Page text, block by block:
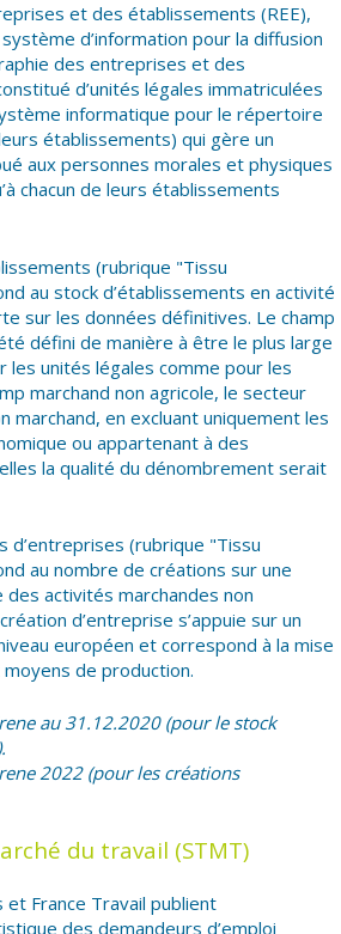
et des établissements (REE),
d’information pour la diffusion
des entreprises et des
d’unités légales immatriculées
informatique pour le répertoire
établissements) qui gère un
aux personnes morales et physiques
chacun de leurs établissements
(rubrique "Tissu
au stock d’établissements en activité
sur les données définitives. Le champ
défini de manière à être le plus large
les unités légales comme pour les
marchand non agricole, le secteur
marchand, en excluant uniquement les
ou appartenant à des
la qualité du dénombrement serait
d’entreprises (rubrique "Tissu
au nombre de créations sur une
des activités marchandes non
d’entreprise s’appuie sur un
européen et correspond à la mise
de production.
au 31.12.2020 (pour le stock
2022 (pour les créations
du travail (STMT)
et France Travail publient
des demandeurs d’emploi